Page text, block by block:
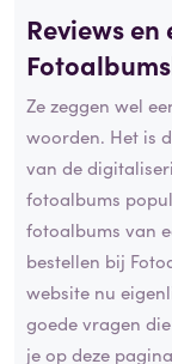
Reviews
Ze zeggen wel
woorden. Het is
van de
fotoalbums
fotoalbums van
bestellen bij
website nu
goede vragen
je op deze